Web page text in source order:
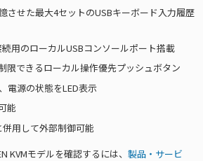
させた最大4セットのUSBキーボード入力履歴
用のローカルUSBコンソールポート搭載
限できるローカル操作優先プッシュボタン
電源の状態をLED表示
能
併用して外部制御可能
KVMモデルを確認するには、 製品・サービ